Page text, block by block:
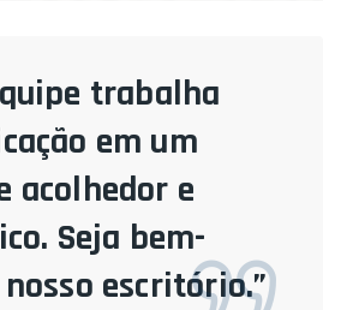
trabalha
em um
acolhedor e
Seja bem-
escritório.”